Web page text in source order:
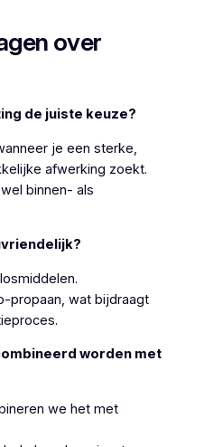
over
de juiste keuze?
je een sterke,
afwerking zoekt.
binnen- als
propaan, wat bijdraagt
worden met
we het met